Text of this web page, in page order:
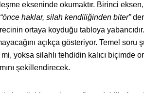
ekseninde okumaktır. Birinci eksen,
“önce haklar, silah kendiliğinden biter”
ortaya koyduğu tabloya
açıkça gösteriyor. Temel
yoksa silahlı tehdidin kalıcı biçimde
şekillendirecek.